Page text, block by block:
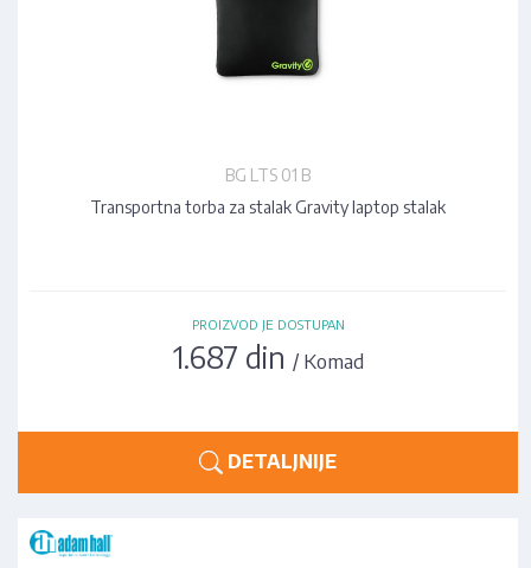
BG LTS 01 B
Transportna torba za stalak Gravity laptop stalak
PROIZVOD JE DOSTUPAN
1.687 din / Komad
DETALJNIJE